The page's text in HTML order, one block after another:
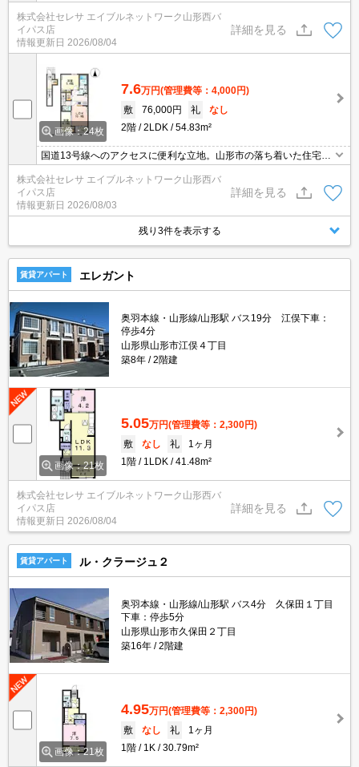
です。 経済的な都市ガス採用。充実の設備、洗練されたデザインで
暮らす高機能アパート
株式会社セレサ エイブルネットワーク山形西バ
イパス店
情報更新日 2026/08/04
詳細を見る
画像：24枚
7.6万円(管理費等：4,000円)
敷
76,000円 礼
なし
2階
2LDK 54.83m²
国道13号線へのアクセスに便利な立地。山形市の落ち着いた住宅街
です。 経済的な都市ガス採用。充実の設備、洗練されたデザインで
暮らす高機能アパート
株式会社セレサ エイブルネットワーク山形西バ
イパス店
情報更新日 2026/08/03
詳細を見る
残り3件を表示する
賃貸アパート エレガント
奥羽本線・山形線/山形駅 バス19分 江俣下車：
停歩4分
山形県山形市江俣４丁目
築8年
2階建
画像：21枚
5.05万円(管理費等：2,300円)
敷
なし 礼
1ヶ月
1階
1LDK 41.48m²
株式会社セレサ エイブルネットワーク山形西バ
イパス店
情報更新日 2026/08/04
詳細を見る
賃貸アパート ル・クラージュ２
奥羽本線・山形線/山形駅 バス4分 久保田１丁目
下車：停歩5分
山形県山形市久保田２丁目
築16年
2階建
画像：21枚
4.95万円(管理費等：2,300円)
敷
なし 礼
1ヶ月
1階
1K 30.79m²